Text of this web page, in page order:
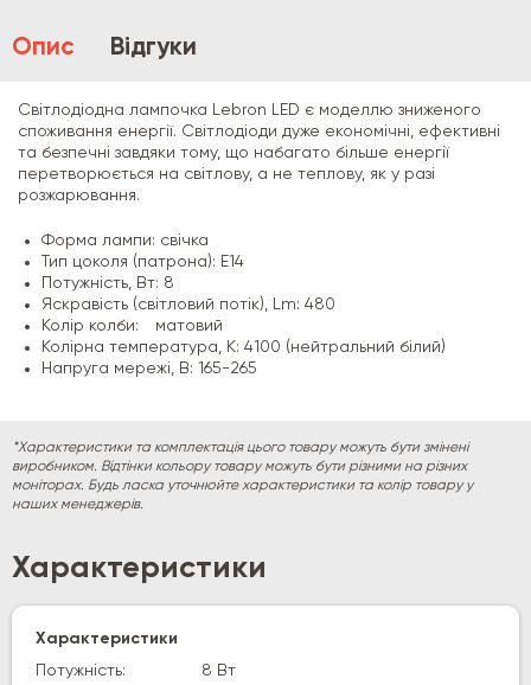
Опис Відгуки
Світлодіодна лампочка Lebron LED є моделлю зниженого
споживання енергії. Світлодіоди дуже економічні, ефективні
та безпечні завдяки тому, що набагато більше енергії
перетворюється на світлову, а не теплову, як у разі
розжарювання.
Форма лампи: свічка
Тип цоколя (патрона): E14
Потужність, Вт: 8
Яскравість (світловий потік), Lm: 480
Колір колби:
матовий
Колірна температура, К: 4100 (нейтральний білий)
Напруга мережі, В: 165-265
*Характеристики та комплектація цього товару можуть бути змінені
виробником. Відтінки кольору товару можуть бути різними на різних
моніторах. Будь ласка уточнюйте характеристики та колір товару у
наших менеджерів.
Характеристики
Характеристики
Потужність:
8 Вт